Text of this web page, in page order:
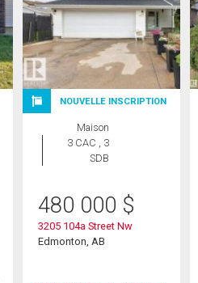
NOUVELLE INSCRIPTION
Maison
3 CAC , 3
SDB
480 000 $
3205 104a Street Nw
Edmonton, AB